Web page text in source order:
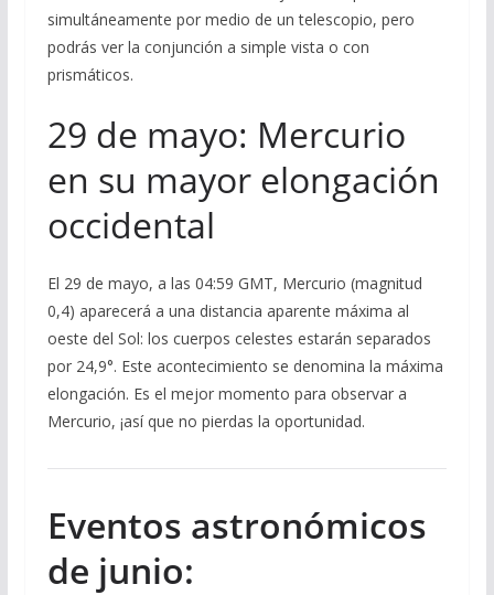
simultáneamente por medio de un telescopio, pero
podrás ver la conjunción a simple vista o con
prismáticos.
29 de mayo: Mercurio
en su mayor elongación
occidental
El 29 de mayo, a las 04:59 GMT, Mercurio (magnitud
0,4) aparecerá a una distancia aparente máxima al
oeste del Sol: los cuerpos celestes estarán separados
por 24,9°. Este acontecimiento se denomina la máxima
elongación. Es el mejor momento para observar a
Mercurio, ¡así que no pierdas la oportunidad.
Eventos astronómicos
de junio: